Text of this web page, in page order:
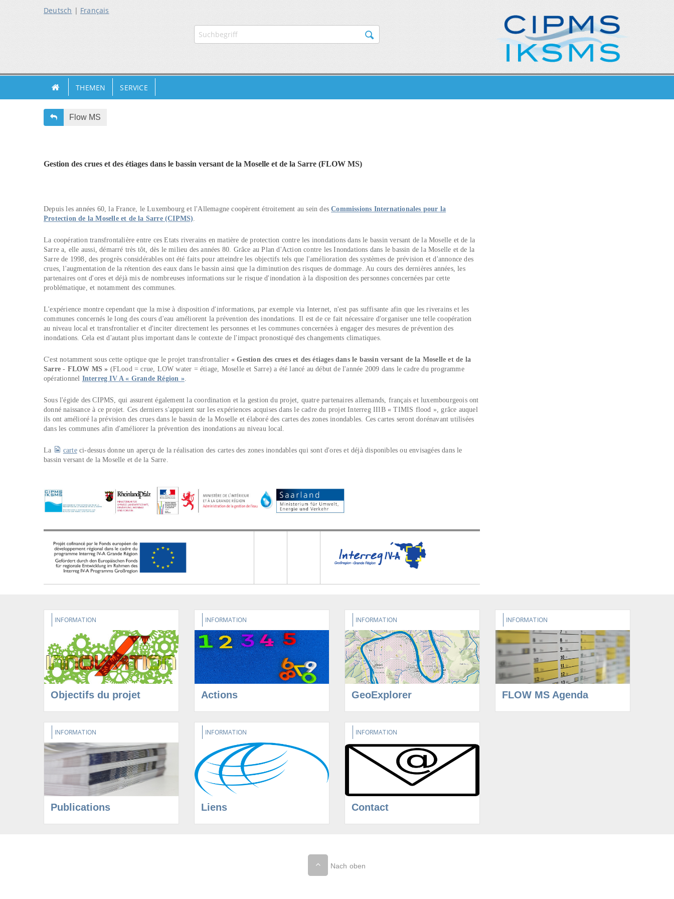
Deutsch | Français
THEMEN SERVICE
Flow MS
Gestion des crues et des étiages dans le bassin versant de la Moselle et de la Sarre (FLOW MS)
Depuis les années 60, la France, le Luxembourg et l'Allemagne coopèrent étroitement au sein desCommissions Internationales pour la
Protection de la Moselle et de la Sarre (CIPMS)
La coopération transfrontalière entre ces Etats riverains en matière de protection contre les inondations dans le bassin versant de la Moselle et de la
Sarre a, elle aussi, démarré très tôt, dès le milieu des années 80. Grâce au Plan d'Action contre les Inondations dans le bassin de la Moselle et de la
Sarre de 1998, des progrès considérables ont été faits pour atteindre les objectifs tels que l'amélioration des systèmes de prévision et d'annonce des
crues, l'augmentation de la rétention des eaux dans le bassin ainsi que la diminution des risques de dommage. Au cours des dernières années, les
partenaires ont d'ores et déjà mis de nombreuses informations sur le risque d'inondation à la disposition des personnes concernées par cette
problématique, et notamment des communes.
L'expérience montre cependant que la mise à disposition d'informations, par exemple via Internet, n'est pas suffisante afin que les riverains et les
communes concernés le long des cours d'eau améliorent la prévention des inondations. Il est de ce fait nécessaire d'organiser une telle coopération
au niveau local et transfrontalier et d'inciter directement les personnes et les communes concernées à engager des mesures de prévention des
inondations. Cela est d'autant plus important dans le contexte de l'impact pronostiqué des changements climatiques.
C'est notamment sous cette optique que le projet transfrontalier « Gestion des crues et des étiages dans le bassin versant de la Moselle et de la
Sarre - FLOW MS » (FLood = crue, LOW water = étiage, Moselle et Sarre) a été lancé au début de l'année 2009 dans le cadre du programme
opérationnel Interreg IV A « Grande Région ».
Sous l'égide des CIPMS, qui assurent également la coordination et la gestion du projet, quatre partenaires allemands, français et luxembourgeois ont
donné naissance à ce projet. Ces derniers s'appuient sur les expériences acquises dans le cadre du projet Interreg IIIB« TIMIS flood », grâce auquel
ils ont amélioré la prévision des crues dans le bassin de la Moselle et élaboré des cartes des zones inondables. Ces cartes seront dorénavant utilisées
dans les communes afin d'améliorer la prévention des inondations au niveau local.
La carteci-dessus donne un aperçu de la réalisation des cartes des zones inondables qui sont d'ores et déjà disponibles ou envisagées dans le
bassin versant de la Moselle et de la Sarre.
INFORMATION
Objectifs du projet
INFORMATION
Actions
INFORMATION
GeoExplorer
INFORMATION
FLOW MS Agenda
INFORMATION
Publications
INFORMATION
Liens
INFORMATION
Contact
Nach oben